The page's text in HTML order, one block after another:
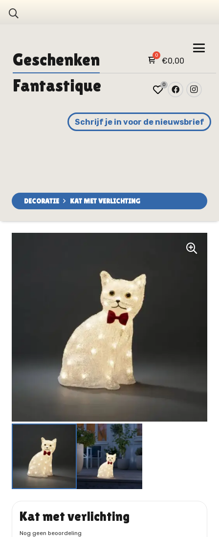
Geschenken €0,00
Fantastique 0
Schrijf je in voor de nieuwsbrief
DECORATIE KAT MET VERLICHTING
Kat met verlichting
Nog geen beoordeling